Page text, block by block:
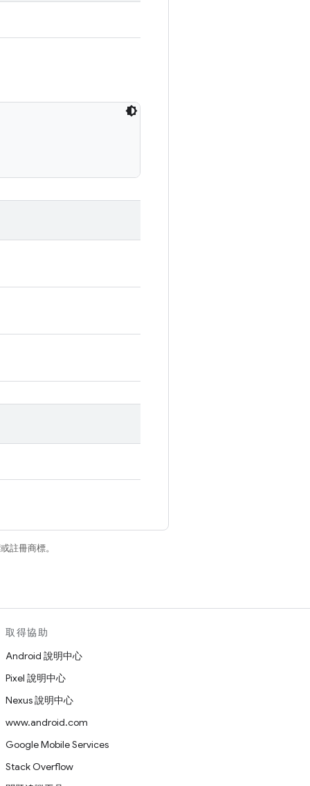
註冊商標。
取得協助
Android 說明中心
Pixel 說明中心
Nexus 說明中心
www.android.com
Google Mobile Services
Stack Overflow